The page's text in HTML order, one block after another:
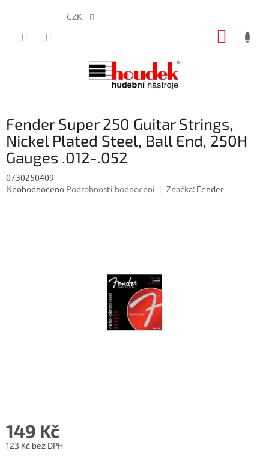
CZK
Fender Super 250 Guitar Strings,
Nickel Plated Steel, Ball End, 250H
Gauges .012-.052
0730250409
Průměrné
Neohodnoceno Podrobnosti hodnocení Značka: Fender
149 Kč
123 Kč bez DPH